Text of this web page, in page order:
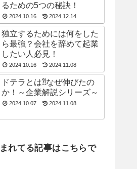
るための5つの秘訣！
2024.10.16 2024.12.14
独立するためには何をした
ら最強？会社を辞めて起業
したい人必見！
2024.10.16 2024.11.08
ドテラとは⁈なぜ伸びたの
か！～企業解説シリーズ～
2024.10.07 2024.11.08
れてる記事はこちらで